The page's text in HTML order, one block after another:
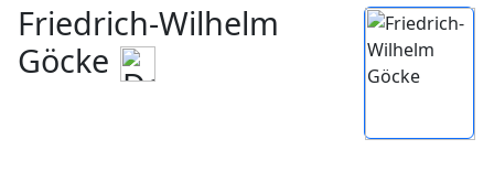
Friedrich-Wilhelm
Göcke